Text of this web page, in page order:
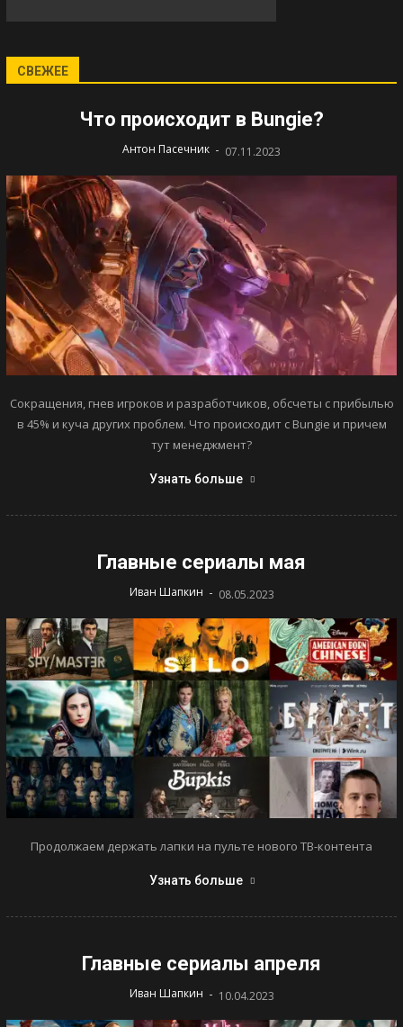
СВЕЖЕЕ
Что происходит в Bungie?
Антон Пасечник - 07.11.2023
Сокращения, гнев игроков и разработчиков, обсчеты с прибылью
в 45% и куча других проблем. Что происходит с Bungie и причем
тут менеджмент?
Узнать больше
Главные сериалы мая
Иван Шапкин - 08.05.2023
Продолжаем держать лапки на пульте нового ТВ-контента
Узнать больше
Главные сериалы апреля
Иван Шапкин - 10.04.2023